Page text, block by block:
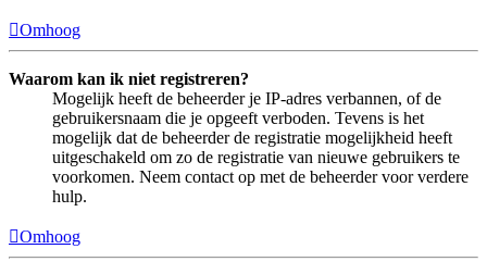
Omhoog
Waarom kan ik niet registreren?
Mogelijk heeft de beheerder je IP-adres verbannen, of de
gebruikersnaam die je opgeeft verboden. Tevens is het
mogelijk dat de beheerder de registratie mogelijkheid heeft
uitgeschakeld om zo de registratie van nieuwe gebruikers te
voorkomen. Neem contact op met de beheerder voor verdere
hulp.
Omhoog